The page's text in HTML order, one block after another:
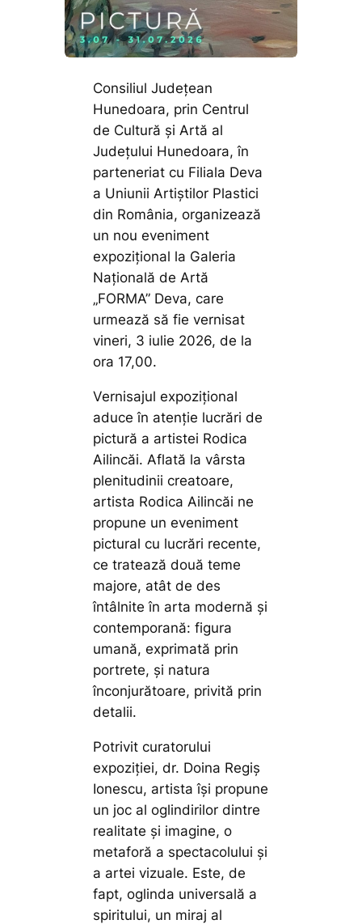
Consiliul Județean
Hunedoara, prin Centrul
de Cultură și Artă al
Județului Hunedoara, în
parteneriat cu Filiala Deva
a Uniunii Artiștilor Plastici
din România, organizează
un nou eveniment
expozițional la Galeria
Națională de Artă
„FORMA” Deva, care
urmează să fie vernisat
vineri, 3 iulie 2026, de la
ora 17,00.
Vernisajul expozițional
aduce în atenție lucrări de
pictură a artistei Rodica
Ailincăi. Aflată la vârsta
plenitudinii creatoare,
artista Rodica Ailincăi ne
propune un eveniment
pictural cu lucrări recente,
ce tratează două teme
majore, atât de des
întâlnite în arta modernă şi
contemporană: figura
umană, exprimată prin
portrete, şi natura
înconjurătoare, privită prin
detalii.
Potrivit curatorului
expoziției, dr. Doina Regiș
Ionescu, artista îşi propune
un joc al oglindirilor dintre
realitate şi imagine, o
metaforă a spectacolului şi
a artei vizuale. Este, de
fapt, oglinda universală a
spiritului, un miraj al